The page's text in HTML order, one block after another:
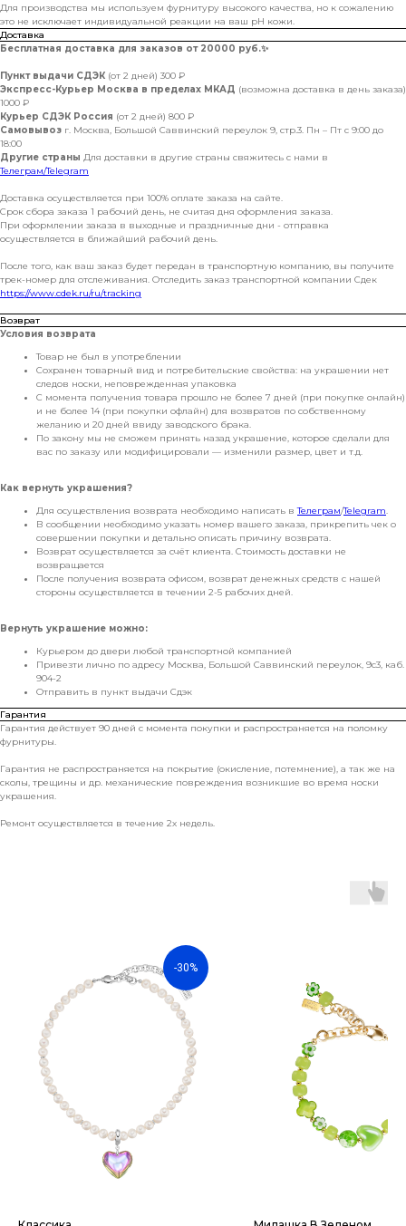
Для производства мы используем фурнитуру высокого качества, но к сожалению
это не исключает индивидуальной реакции на ваш pH кожи.
Доставка
Бесплатная доставка для заказов от 20000 руб.✨
Пункт выдачи СДЭК (от 2 дней) 300 ₽
Экспресс-Курьер Москва в пределах МКАД (возможна доставка в день заказа)
1000 ₽
Курьер СДЭК Россия (от 2 дней) 800 ₽
Самовывоз г. Москва, Большой Саввинский переулок 9, стр.3. Пн – Пт с 9:00 до
18:00
Другие страны Для доставки в другие страны свяжитесь с нами в
Телеграм/Telegram
Доставка осуществляется при 100% оплате заказа на сайте.
Срок сбора заказа 1 рабочий день, не считая дня оформления заказа.
При оформлении заказа в выходные и праздничные дни - отправка
осуществляется в ближайший рабочий день.
После того, как ваш заказ будет передан в транспортную компанию, вы получите
трек-номер для отслеживания. Отследить заказ транспортной компании Сдек
https://www.cdek.ru/ru/tracking
Возврат
Условия возврата
Товар не был в употреблении
Сохранен товарный вид и потребительские свойства: на украшении нет
следов носки, неповрежденная упаковка
С момента получения товара прошло не более 7 дней (при покупке онлайн)
и не более 14 (при покупки офлайн) для возвратов по собственному
желанию и 20 дней ввиду заводского брака.
По закону мы не сможем принять назад украшение, которое сделали для
вас по заказу или модифицировали — изменили размер, цвет и т.д.
Как вернуть украшения?
Для осуществления возврата необходимо написать вТелеграм/Telegram.
В сообщении необходимо указать номер вашего заказа, прикрепить чек о
совершении покупки и детально описать причину возврата.
Возврат осуществляется за счёт клиента. Стоимость доставки не
возвращается
После получения возврата офисом, возврат денежных средств с нашей
стороны осуществляется в течении 2-5 рабочих дней.
Вернуть украшение можно:
Курьером до двери любой транспортной компанией
Привезти лично по адресу Москва, Большой Саввинский переулок, 9с3, каб.
904-2
Отправить в пункт выдачи Сдэк
Гарантия
Гарантия действует 90 дней с момента покупки и распространяется на поломку
фурнитуры.
Гарантия не распространяется на покрытие (окисление, потемнение), а так же на
сколы, трещины и др. механические повреждения возникшие во время носки
украшения.
Ремонт осуществляется в течение 2х недель.
-30%